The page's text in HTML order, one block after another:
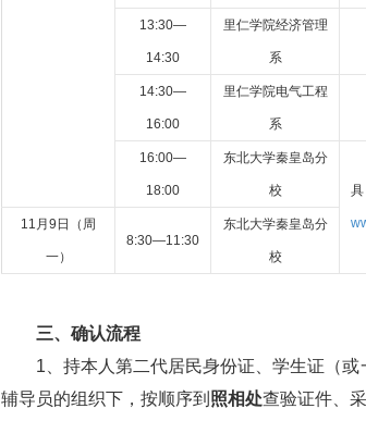
13:30—
14:30
里仁学院经济管理
系
14:30—
16:00
里仁学院电气工程
系
16:00—
18:00
东北大学秦皇岛分
校
11月9日（周
一）
8:30—11:30
东北大学秦皇岛分
校
三、确认流程
1、持本人第二代居民身份证、学生证（或
辅导员的组织下，按顺序到 照相处查验证件、